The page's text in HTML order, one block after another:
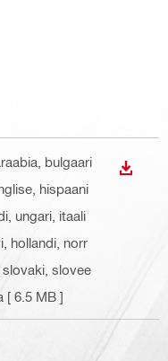
bulgaari
hispaani
ungari, itaali
hollandi, norr
slovee
[ 6.5 MB ]